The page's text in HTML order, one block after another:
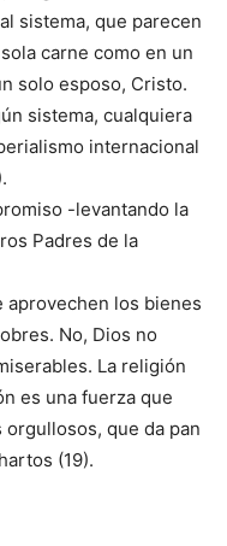
sistema, que parecen
carne como en un
solo esposo, Cristo.
sistema, cualquiera
internacional
-levantando la
Padres de la
aprovechen los bienes
No, Dios no
La religión
es una fuerza que
que da pan
(19).